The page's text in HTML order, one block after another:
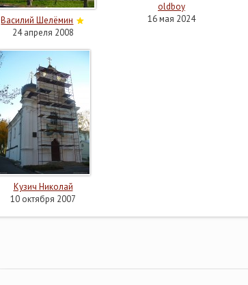
Василий Шелёмин
24 апреля 2008
oldboy
16 мая 2024
Кузич Николай
10 октября 2007